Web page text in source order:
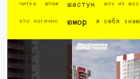
читка шпам шастун шоу из шоу
это логично юмор я себя знаю